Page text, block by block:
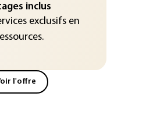
inclus
exclusifs en
l'offre